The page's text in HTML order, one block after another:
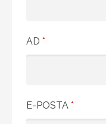
AD *
E-POSTA *